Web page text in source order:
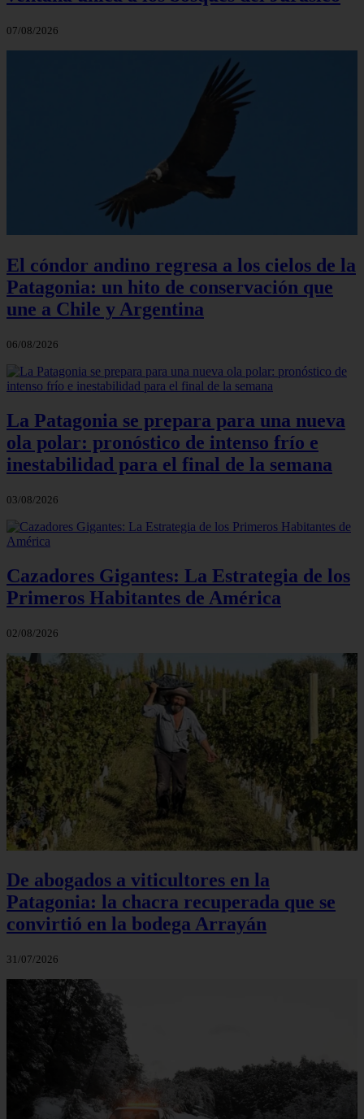
07/08/2026
El cóndor andino regresa a los cielos de la
Patagonia: un hito de conservación que
une a Chile y Argentina
06/08/2026
La Patagonia se prepara para una nueva
ola polar: pronóstico de intenso frío e
inestabilidad para el final de la semana
03/08/2026
Cazadores Gigantes: La Estrategia de los
Primeros Habitantes de América
02/08/2026
De abogados a viticultores en la
Patagonia: la chacra recuperada que se
convirtió en la bodega Arrayán
31/07/2026